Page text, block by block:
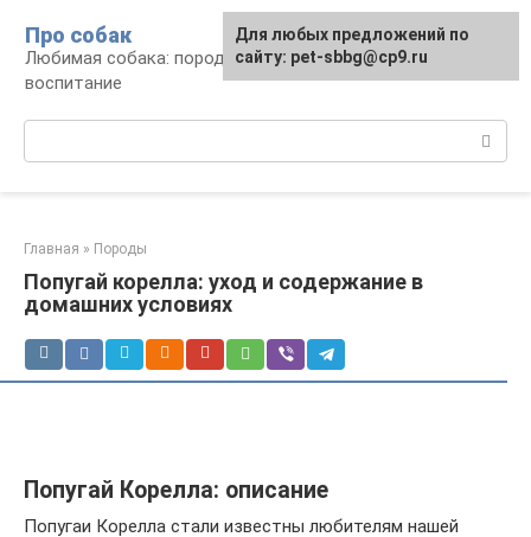
контенту
Про собак
Любимая собака: породы, содержание,
воспитание
Главная » Породы
Попугай корелла: уход и содержание в
домашних условиях
Попугай Корелла: описание
Попугаи Корелла стали известны любителям нашей
Для любых предложений по
сайту: pet-sbbg@cp9.ru